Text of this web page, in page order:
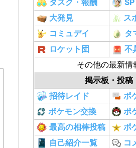
タスク・報酬
大発見
ス
コミュデイ
タ
ロケット団
不
その他の最新情
掲示板・投稿
招待レイド
ポ
ポケモン交換
ポ
最高の相棒投稿
ポ
自己紹介一覧
コ